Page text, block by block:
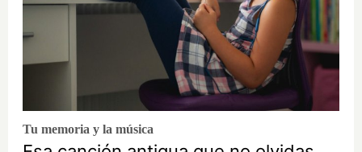
Tu memoria y la música